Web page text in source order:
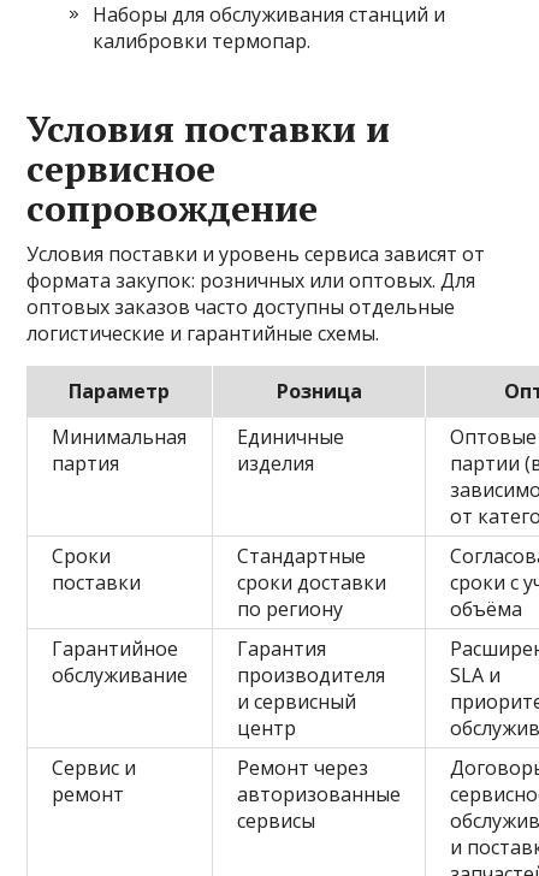
Наборы для обслуживания станций и
калибровки термопар.
Условия поставки и
сервисное
сопровождение
Условия поставки и уровень сервиса зависят от
формата закупок: розничных или оптовых. Для
оптовых заказов часто доступны отдельные
логистические и гарантийные схемы.
Параметр Розница
Минимальная
партия
Единичные
изделия
Оптовые
партии
от
Сроки
поставки
Стандартные
сроки доставки
по региону
сроки с
объёма
Гарантийное
обслуживание
Гарантия
производителя
и сервисный
центр
SLA и
Сервис и
ремонт
Ремонт через
авторизованные
сервисы
и